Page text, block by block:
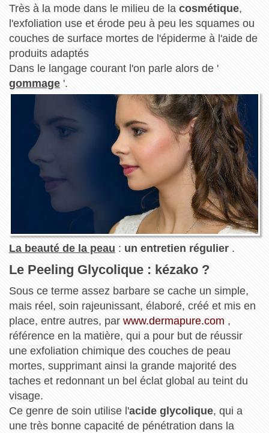
Très à la mode dans le milieu de la cosmétique,
l'exfoliation use et érode peu à peu les squames ou
couches de surface mortes de l'épiderme à l'aide de
produits adaptés
Dans le langage courant l'on parle alors de '
gommage'.
La beauté de la peau : un entretien régulier.
Le Peeling Glycolique : kézako ?
Sous ce terme assez barbare se cache un simple,
mais réel, soin rajeunissant, élaboré, créé et mis en
place, entre autres, par www.dermapure.com ,
référence en la matière, qui a pour but de réussir
une exfoliation chimique des couches de peau
mortes, supprimant ainsi la grande majorité des
taches et redonnant un bel éclat global au teint du
visage.
Ce genre de soin utilise l'acide glycolique, qui a
une très bonne capacité de pénétration dans la